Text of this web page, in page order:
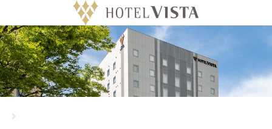
Language